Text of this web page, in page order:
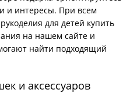
и интересы. При всем
для детей купить
на нашем сайте и
найти подходящий
и аксессуаров